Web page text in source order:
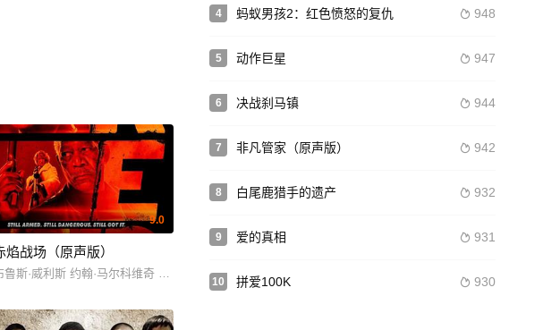
Samuel Ting Graf Nathan Harrington Thorbjørn Hummel Amalie Kruse Jensen Astrid Juncher-
Garcia Mirabel Stuart John Byrne Elton Tan Amro Mahmoud Tygorah Smith Simon Britton Akanksha
9.0
焰战场（原声版）
鲁斯·威利斯 约翰·马尔科维奇 玛丽-露易丝·帕克 卡尔·厄本 海伦·米伦 摩根·弗里曼 海迪·冯·帕利斯克 杰斐
4  948
蚂蚁男孩2：红色愤怒的复仇
5  947
动作巨星
6  944
决战刹马镇
7  942
非凡管家（原声版）
8  932
白尾鹿猎手的遗产
9  931
爱的真相
10  930
拼爱100K